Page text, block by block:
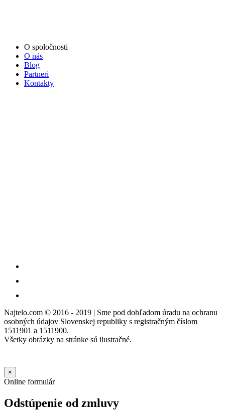
O spoločnosti
O nás
Blog
Partneri
Kontakty
Najtelo.com © 2016 - 2019 | Sme pod dohľadom úradu na ochranu
osobných údajov Slovenskej republiky s registračným číslom
1511901 a 1511900.
Všetky obrázky na stránke sú ilustračné.
×
Online formulár
Odstúpenie od zmluvy